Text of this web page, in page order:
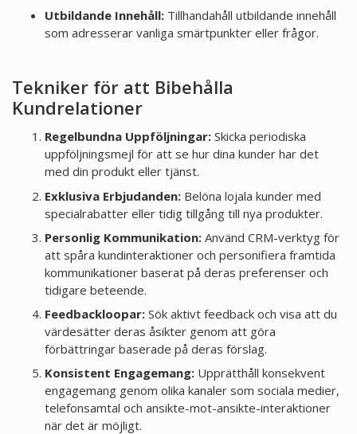
Utbildande Innehåll:Tillhandahåll utbildande innehåll
som adresserar vanliga smärtpunkter eller frågor.
Tekniker för att Bibehålla
Kundrelationer
Regelbundna Uppföljningar:Skicka periodiska
uppföljningsmejl för att se hur dina kunder har det
med din produkt eller tjänst.
Exklusiva Erbjudanden:Belöna lojala kunder med
specialrabatter eller tidig tillgång till nya produkter.
Personlig Kommunikation:Använd CRM-verktyg för
att spåra kundinteraktioner och personifiera framtida
kommunikationer baserat på deras preferenser och
tidigare beteende.
Feedbackloopar:Sök aktivt feedback och visa att du
värdesätter deras åsikter genom att göra
förbättringar baserade på deras förslag.
Konsistent Engagemang:Upprätthåll konsekvent
engagemang genom olika kanaler som sociala medier,
telefonsamtal och ansikte-mot-ansikte-interaktioner
när det är möjligt.